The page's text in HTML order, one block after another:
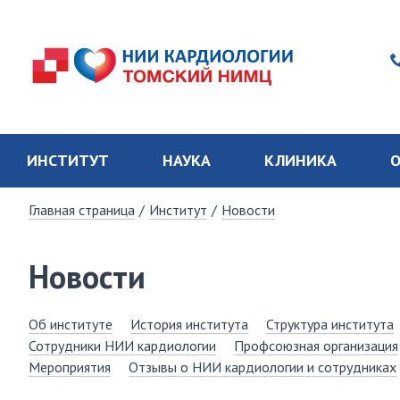
ИНСТИТУТ НАУКА КЛИНИКА
Главная страница / Институт / Новости
Новости
Об институте История института Структура института
Сотрудники НИИ кардиологии
Профсоюзная организация
Мероприятия
Отзывы о НИИ кардиологии и сотрудниках